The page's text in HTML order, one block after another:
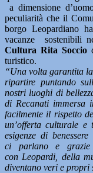
a dimensione
peculiarità che il
borgo Leopardiano
vacanze sostenibili
Cultura Rita Soccio
turistico.
“Una volta garantita
ripartire puntando
nostri luoghi di
di Recanati immersa
facilmente il rispetto
un’offerta culturale
esigenze di
ci parlano e grazie
con Leopardi, della
diventano veri e propri